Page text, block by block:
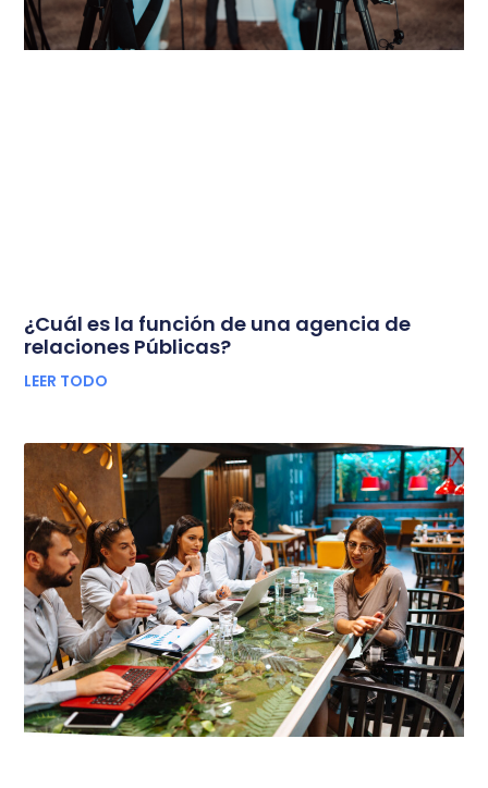
¿Cuál es la función de una agencia de
relaciones Públicas?
LEER TODO